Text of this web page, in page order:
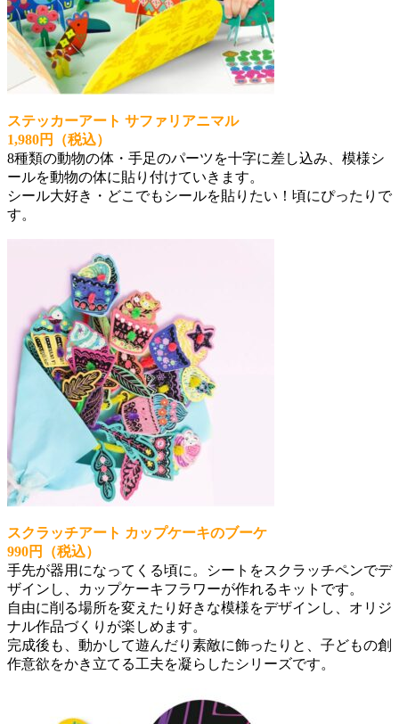
ステッカーアート サファリアニマル
1,980円（税込）
8種類の動物の体・手足のパーツを十字に差し込み、模様シ
ールを動物の体に貼り付けていきます。
シール大好き・どこでもシールを貼りたい！頃にぴったりで
す。
スクラッチアート カップケーキのブーケ
990円（税込）
手先が器用になってくる頃に。シートをスクラッチペンでデ
ザインし、カップケーキフラワーが作れるキットです。
自由に削る場所を変えたり好きな模様をデザインし、オリジ
ナル作品づくりが楽しめます。
完成後も、動かして遊んだり素敵に飾ったりと、子どもの創
作意欲をかき立てる工夫を凝らしたシリーズです。